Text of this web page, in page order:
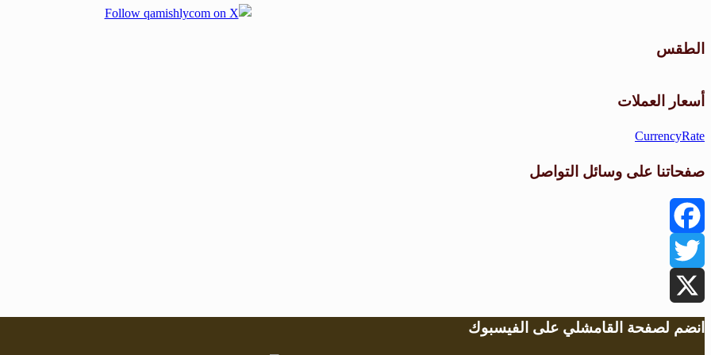
الطقس
أسعار العملات
CurrencyRate
صفحاتنا على وسائل التواصل
Facebook
Twitter
X
انضم لصفحة القامشلي على الفيسبوك